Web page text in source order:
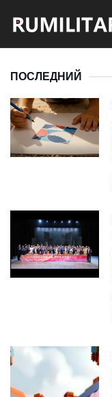
ПОСЛЕДНИЙ